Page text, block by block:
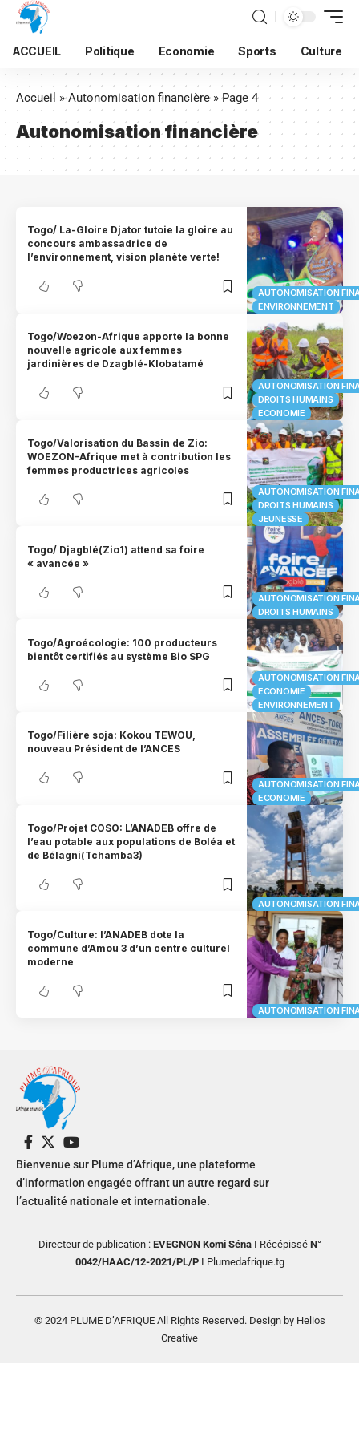
ACCUEIL Politique Economie Sports Culture
Accueil »Autonomisation financière»Page 4
Autonomisation financière
AUTONOMISATION
ENVIRONNEMENT
Togo/ La-Gloire Djator tutoie la gloire au
concours ambassadrice de
l’environnement, vision planète verte!
AUTONOMISATION
DROITS HUMAINS
ECONOMIE
Togo/Woezon-Afrique apporte la bonne
nouvelle agricole aux femmes
jardinières de Dzagblé-Klobatamé
AUTONOMISATION
DROITS HUMAINS
JEUNESSE
Togo/Valorisation du Bassin de Zio:
WOEZON-Afrique met à contribution les
femmes productrices agricoles
AUTONOMISATION
DROITS HUMAINS
Togo/ Djagblé(Zio1) attend sa foire
« avancée »
AUTONOMISATION
ECONOMIE
ENVIRONNEMENT
Togo/Agroécologie: 100 producteurs
bientôt certifiés au système Bio SPG
AUTONOMISATION
ECONOMIE
Togo/Filière soja: Kokou TEWOU,
nouveau Président de l’ANCES
AUTONOMISATION
Togo/Projet COSO: L’ANADEB offre de
l’eau potable aux populations de Boléa et
de Bélagni(Tchamba3)
AUTONOMISATION
Togo/Culture: l’ANADEB dote la
commune d’Amou 3 d’un centre culturel
moderne
Bienvenue sur Plume d’Afrique, une plateforme
d’information engagée offrant un autre regard sur
l’actualité nationale et internationale.
Directeur de publication : EVEGNON Komi SénaI RécépisséN°
0042/HAAC/12-2021/PL/PI Plumedafrique.tg
© 2024 PLUME D’AFRIQUE All Rights Reserved. Design by Helios
Creative